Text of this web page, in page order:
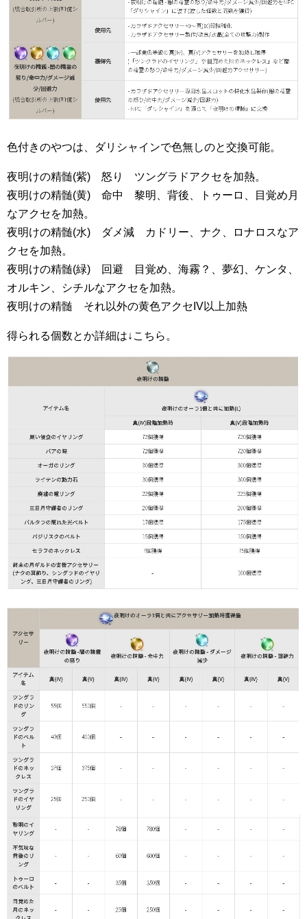
色付きのやつは、ダリシャインで色無しのと交換可能。
夜明けの精髄(紫) 怒り ツングラドアクセを加熱。
夜明けの精髄(黄) 命中 黎明、背後、トゥーロ、目覚め月
なアクセを加熱。
夜明けの精髄(水) ダメ減 カドリー、ナク、ロナロスなア
クセを加熱。
夜明けの精髄(緑) 回避 目覚め、海霧？、夢幻、ケンタ、
オルキン、シチルなアクセを加熱。
夜明けの精髄 それ以外の黄色アクセIV以上加熱
得られる個数とか詳細は↓こちら。